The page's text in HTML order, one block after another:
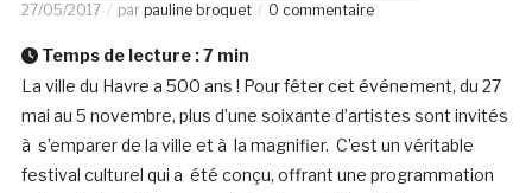
27/05/2017 par pauline broquet 0 commentaire
Temps de lecture :7 min
La ville du Havre a 500 ans ! Pour fêter cet événement, du 27
mai au 5 novembre, plus d’une soixante d’artistes sont invités
à s’emparer de la ville et à la magnifier. C’est un véritable
festival culturel qui a été conçu, offrant une programmation